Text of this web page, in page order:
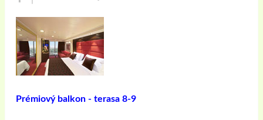
Prémiový balkon - terasa 8-9